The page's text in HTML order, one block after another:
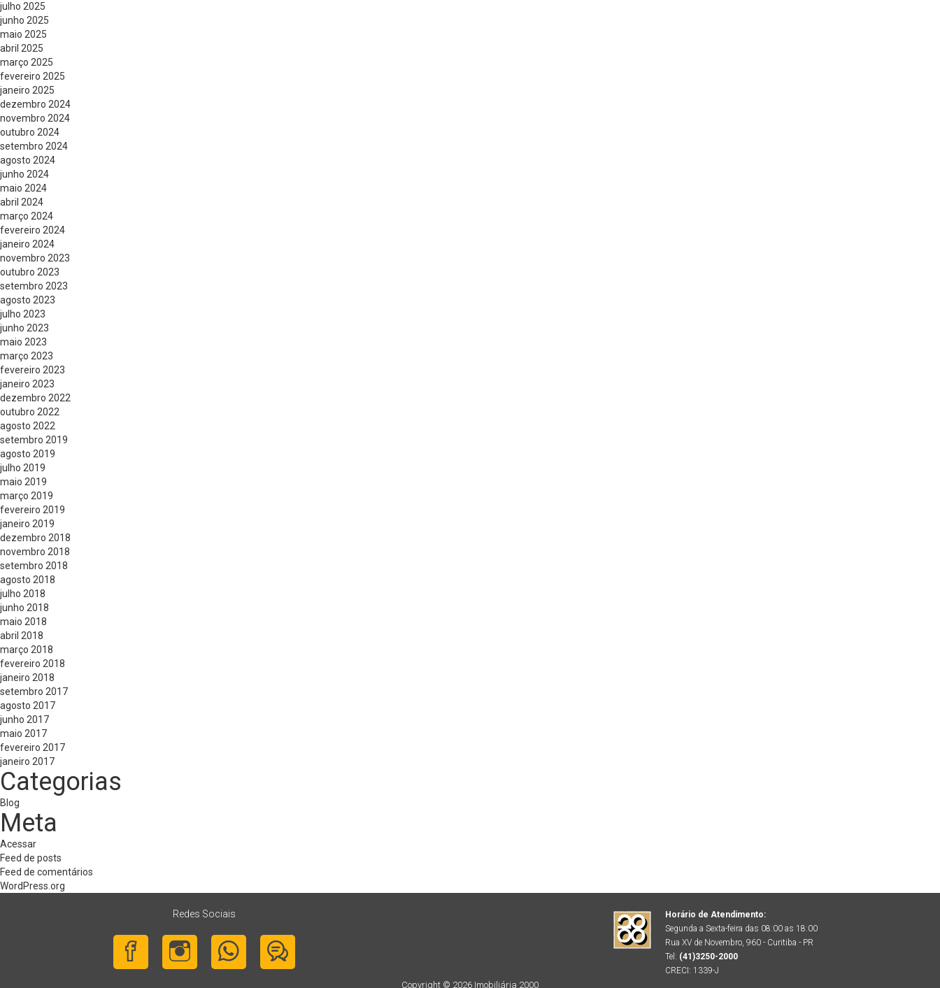
julho 2025
junho 2025
maio 2025
abril 2025
março 2025
fevereiro 2025
janeiro 2025
dezembro 2024
novembro 2024
outubro 2024
setembro 2024
agosto 2024
junho 2024
maio 2024
abril 2024
março 2024
fevereiro 2024
janeiro 2024
novembro 2023
outubro 2023
setembro 2023
agosto 2023
julho 2023
junho 2023
maio 2023
março 2023
fevereiro 2023
janeiro 2023
dezembro 2022
outubro 2022
agosto 2022
setembro 2019
agosto 2019
julho 2019
maio 2019
março 2019
fevereiro 2019
janeiro 2019
dezembro 2018
novembro 2018
setembro 2018
agosto 2018
julho 2018
junho 2018
maio 2018
abril 2018
março 2018
fevereiro 2018
janeiro 2018
setembro 2017
agosto 2017
junho 2017
maio 2017
fevereiro 2017
janeiro 2017
Categorias
Blog
Meta
Acessar
Feed de posts
Feed de comentários
WordPress.org
Redes Sociais
Horário de Atendimento:
Segunda a Sexta-feira das 08:00 as 18:00
Rua XV de Novembro, 960 - Curitiba - PR
Tel: (41)3250-2000
CRECI: 1339-J
Copyright © 2026 Imobiliária 2000